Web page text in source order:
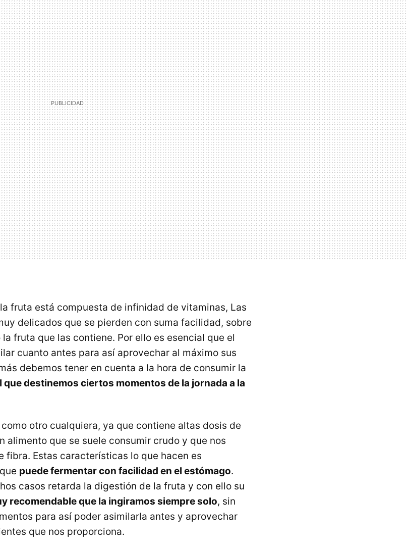
fruta está compuesta de infinidad de vitaminas, Las
delicados que se pierden con suma facilidad, sobre
fruta que las contiene. Por ello es esencial que el
cuanto antes para así aprovechar al máximo sus
debemos tener en cuenta a la hora de consumir la
que destinemos ciertos momentos de la jornada a la
otro cualquiera, ya que contiene altas dosis de
alimento que se suele consumir crudo y que nos
fibra. Estas características lo que hacen es
puede fermentar con facilidad en el estómago.
casos retarda la digestión de la fruta y con ello su
recomendable que la ingiramos siempre solo, sin
para así poder asimilarla antes y aprovechar
que nos proporciona.